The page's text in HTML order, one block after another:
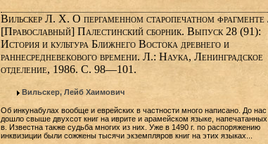
Вильскер Л. X. О пергаменном старопечатном фрагменте
[Православный] Палестинский сборник. Выпуск 28 (91):
История и культура Ближнего Востока древнего и
раннесредневекового времени. Л.: Наука, Ленинградское
отделение, 1986. С. 98—101.
Вильскер, Лейб Хаимович
Об инкунабулах вообще и еврейских в частности много написано. До нас
дошло свыше двухсот книг на иврите и арамейском языке, напечатанных
в. Известна также судьба многих из них. Уже в 1490 г. по распоряжению
инквизиции были сожжены тысячи экземпляров книг на этих языках...